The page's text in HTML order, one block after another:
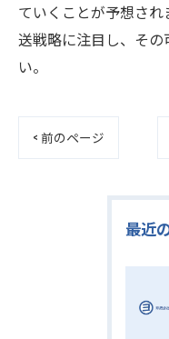
ていくことが予想さ
送戦略に注目し、そ
い。
< 前のページ
最近